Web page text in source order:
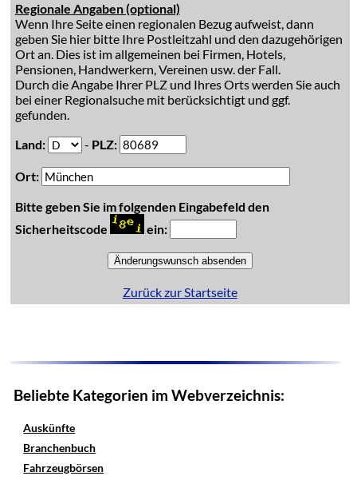
Regionale Angaben (optional)
Wenn Ihre Seite einen regionalen Bezug aufweist, dann
geben Sie hier bitte Ihre Postleitzahl und den dazugehörigen
Ort an. Dies ist im allgemeinen bei Firmen, Hotels,
Pensionen, Handwerkern, Vereinen usw. der Fall.
Durch die Angabe Ihrer PLZ und Ihres Orts werden Sie auch
bei einer Regionalsuche mit berücksichtigt und ggf.
gefunden.
Land:
- PLZ:
Ort:
Bitte geben Sie im folgenden Eingabefeld den
Sicherheitscode
ein:
Zurück zur Startseite
Beliebte Kategorien im Webverzeichnis:
Auskünfte
Branchenbuch
Fahrzeugbörsen